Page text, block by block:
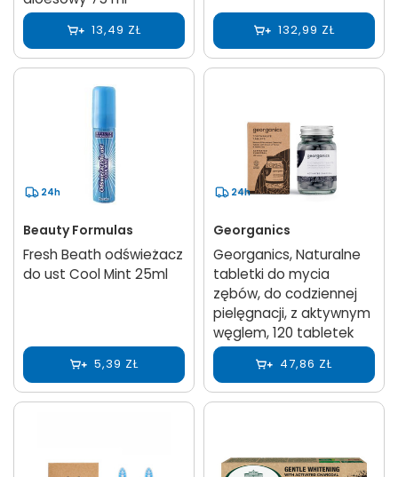
13,49 ZŁ 132,99 ZŁ
24h
Beauty Formulas
Fresh Beath odświeżacz
do ust Cool Mint 25ml
5,39 ZŁ
24h
Georganics
Georganics, Naturalne
tabletki do mycia
zębów, do codziennej
pielęgnacji, z aktywnym
węglem, 120 tabletek
47,86 ZŁ